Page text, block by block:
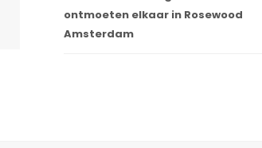
ontmoeten elkaar in Rosewood
Amsterdam